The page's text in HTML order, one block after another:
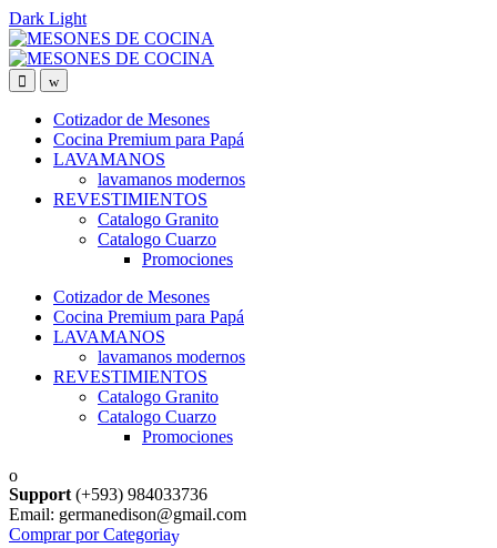
Dark Light
Skip
to
navigation
Skip
to
content
Cotizador de Mesones
Cocina Premium para Papá
LAVAMANOS
lavamanos modernos
REVESTIMIENTOS
Catalogo Granito
Catalogo Cuarzo
Promociones
Cotizador de Mesones
Cocina Premium para Papá
LAVAMANOS
lavamanos modernos
REVESTIMIENTOS
Catalogo Granito
Catalogo Cuarzo
Promociones
Support (+593) 984033736
Email: germanedison@gmail.com
Comprar por Categoria